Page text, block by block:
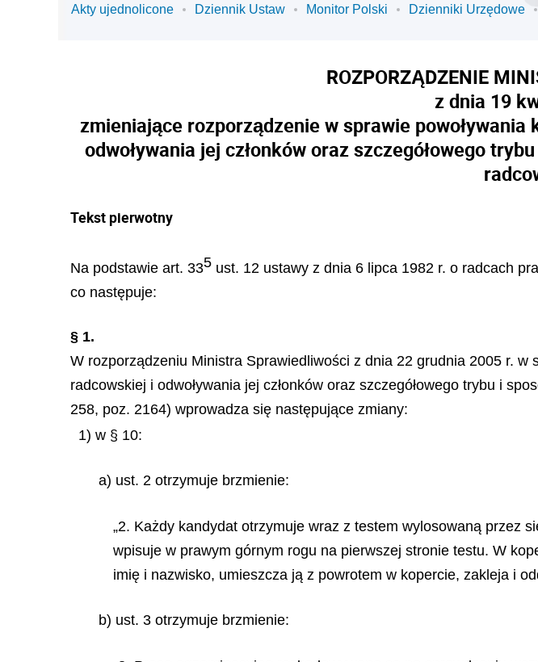
Akty ujednolicone Dziennik Ustaw Monitor Polski Dzienniki Urzędowe
ROZPORZĄDZENIE
z dnia 19
zmieniające rozporządzenie w sprawie
odwoływania jej członków oraz szczegółowego
Tekst pierwotny
Na podstawie art. 335 ust. 12 ustawy z dnia 6 lipca 1982 r. o radcach
co następuje:
§ 1.
W rozporządzeniu Ministra Sprawiedliwości z dnia 22 grudnia 2005 r.
radcowskiej i odwoływania jej członków oraz szczegółowego trybu i
258, poz. 2164) wprowadza się następujące zmiany:
1) w § 10:
a) ust. 2 otrzymuje brzmienie:
„2. Każdy kandydat otrzymuje wraz z testem wylosowaną przez
wpisuje w prawym górnym rogu na pierwszej stronie testu. W
imię i nazwisko, umieszcza ją z powrotem w kopercie, zakleja i
b) ust. 3 otrzymuje brzmienie: